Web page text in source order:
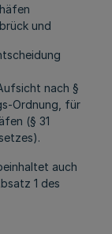
und
nach §
Ordnung, für
(§ 31
auch
1 des